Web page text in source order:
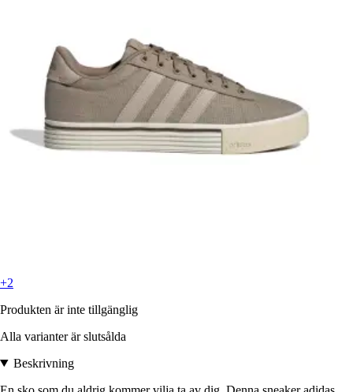
+2
Produkten är inte tillgänglig
Alla varianter är slutsålda
Beskrivning